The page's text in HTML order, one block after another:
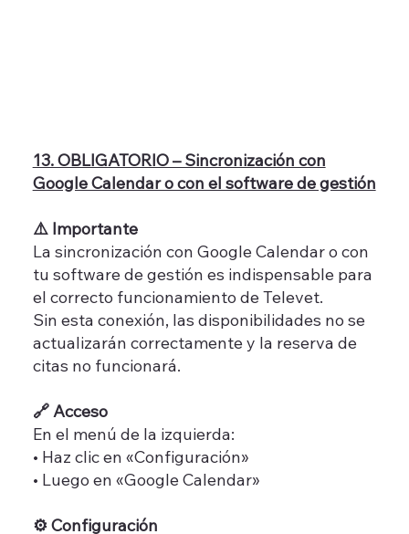
13. OBLIGATORIO – Sincronización con
Google Calendar o con el software de gestión
⚠️ Importante
La sincronización con Google Calendar o con
tu software de gestión es indispensable para
el correcto funcionamiento de Televet.
Sin esta conexión, las disponibilidades no se
actualizarán correctamente y la reserva de
citas no funcionará.
🔗 Acceso
En el menú de la izquierda:
• Haz clic en «Configuración»
• Luego en «Google Calendar»
⚙️ Configuración